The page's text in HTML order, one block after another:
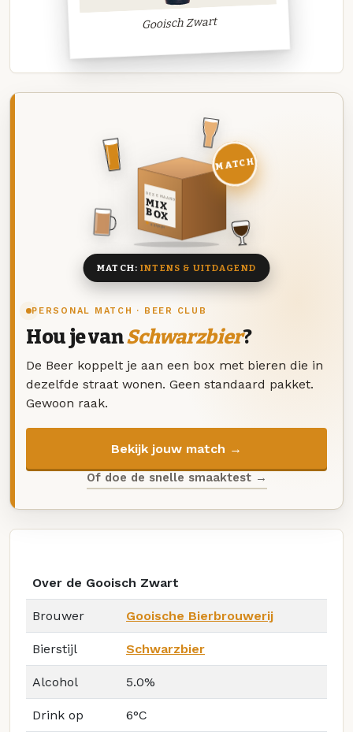
Gooisch Zwart
PERSONAL MATCH · BEER CLUB
Hou je vanSchwarzbier?
De Beer koppelt je aan een box met bieren die in
dezelfde straat wonen. Geen standaard pakket.
Gewoon raak.
Bekijk jouw match →
Of doe de snelle smaaktest →
DEZE MAAND
MIX
BOX
8 BIEREN
MATCH
MATCH:INTENS & UITDAGEND
Over de Gooisch Zwart
Brouwer Gooische Bierbrouwerij
Bierstijl Schwarzbier
Alcohol 5.0%
Drink op 6°C